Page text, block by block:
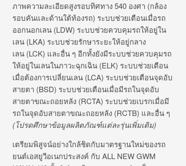
ภาพความละเอียดสูงรอบทิศทาง 540 องศา (กล้อง
รอบคันและด้านใต้ท้องรถ) ระบบช่วยเตือนเมื่อรถ
ออกนอกเลน (LDW) ระบบช่วยควบคุมรถให้อยู่ใน
เลน (LKA) ระบบช่วยรักษาระยะให้อยู่กลาง
เลน (LCK) และอื่น ๆ อีกทั้งยังมีระบบช่วยควบคุมรถ
ให้อยู่ในเลนในภาวะฉุกเฉิน (ELK) ระบบช่วยเตือน
เมื่อต้องการเปลี่ยนเลน (LCA) ระบบช่วยเตือนจุดอับ
สายตา (BSD) ระบบช่วยเตือนเมื่อมีรถในจุดอับ
สายตาขณะถอยหลัง (RCTA) ระบบช่วยเบรกเมื่อมี
รถในจุดอับสายตาขณะถอยหลัง (RCTB) และอื่น ๆ
(โปรดศึกษาข้อมูลผลิตภัณฑ์แต่ละรุ่นเพิ่มเติม)
เตรียมพิสูจน์อย่างใกล้ชิดกับมาตรฐานใหม่ของรถ
ยนต์เอสยูวีอเนกประสงค์ กับ ALL NEW GWM